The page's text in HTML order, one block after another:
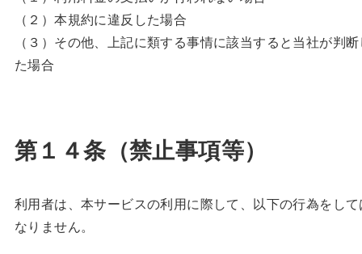
（２）本規約に違反した場合
（３）その他、上記に類する事情に該当すると当社が判
た場合
第１４条（禁止事項等）
利用者は、本サービスの利用に際して、以下の行為をし
なりません。